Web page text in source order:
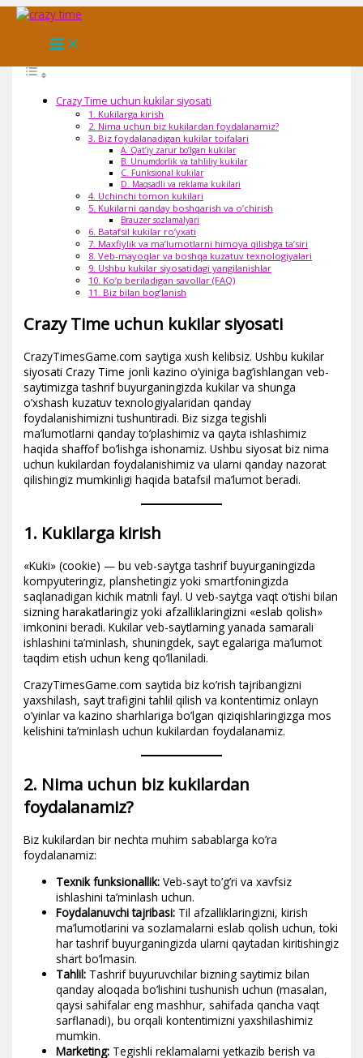
Skip
Page Content
Crazy Time uchun kukilar siyosati
1. Kukilarga kirish
2. Nima uchun biz kukilardan foydalanamiz?
3. Biz foydalanadigan kukilar toifalari
A. Qat’iy zarur bo’lgan kukilar
B. Unumdorlik va tahliliy kukilar
C. Funksional kukilar
D. Maqsadli va reklama kukilari
4. Uchinchi tomon kukilari
5. Kukilarni qanday boshqarish va o’chirish
Brauzer sozlamalyari
6. Batafsil kukilar ro’yxati
7. Maxfiylik va ma’lumotlarni himoya qilishga ta’siri
8. Veb-mayoqlar va boshqa kuzatuv texnologiyalari
9. Ushbu kukilar siyosatidagi yangilanishlar
10. Ko’p beriladigan savollar (FAQ)
11. Biz bilan bog’lanish
Crazy Time uchun kukilar siyosati
CrazyTimesGame.com saytiga xush kelibsiz. Ushbu kukilar
siyosati Crazy Time jonli kazino o’yiniga bag’ishlangan veb-
saytimizga tashrif buyurganingizda kukilar va shunga
o’xshash kuzatuv texnologiyalaridan qanday
foydalanishimizni tushuntiradi. Biz sizga tegishli
ma’lumotlarni qanday to’plashimiz va qayta ishlashimiz
haqida shaffof bo’lishga ishonamiz. Ushbu siyosat biz nima
uchun kukilardan foydalanishimiz va ularni qanday nazorat
qilishingiz mumkinligi haqida batafsil ma’lumot beradi.
1. Kukilarga kirish
«Kuki» (cookie) — bu veb-saytga tashrif buyurganingizda
kompyuteringiz, planshetingiz yoki smartfoningizda
saqlanadigan kichik matnli fayl. U veb-saytga vaqt o’tishi bilan
sizning harakatlaringiz yoki afzalliklaringizni «eslab qolish»
imkonini beradi. Kukilar veb-saytlarning yanada samarali
ishlashini ta’minlash, shuningdek, sayt egalariga ma’lumot
taqdim etish uchun keng qo’llaniladi.
CrazyTimesGame.com saytida biz ko’rish tajribangizni
yaxshilash, sayt trafigini tahlil qilish va kontentimiz onlayn
o’yinlar va kazino sharhlariga bo’lgan qiziqishlaringizga mos
kelishini ta’minlash uchun kukilardan foydalanamiz.
2. Nima uchun biz kukilardan
foydalanamiz?
Biz kukilardan bir nechta muhim sabablarga ko’ra
foydalanamiz:
Texnik funksionallik: Veb-sayt to’g’ri va xavfsiz
ishlashini ta’minlash uchun.
Foydalanuvchi tajribasi: Til afzalliklaringizni, kirish
ma’lumotlarini va sozlamalarni eslab qolish uchun, toki
har tashrif buyurganingizda ularni qaytadan kiritishingiz
shart bo’lmasin.
Tahlil: Tashrif buyuruvchilar bizning saytimiz bilan
qanday aloqada bo’lishini tushunish uchun (masalan,
qaysi sahifalar eng mashhur, sahifada qancha vaqt
sarflanadi), bu orqali kontentimizni yaxshilashimiz
mumkin.
Marketing: Tegishli reklamalarni yetkazib berish va